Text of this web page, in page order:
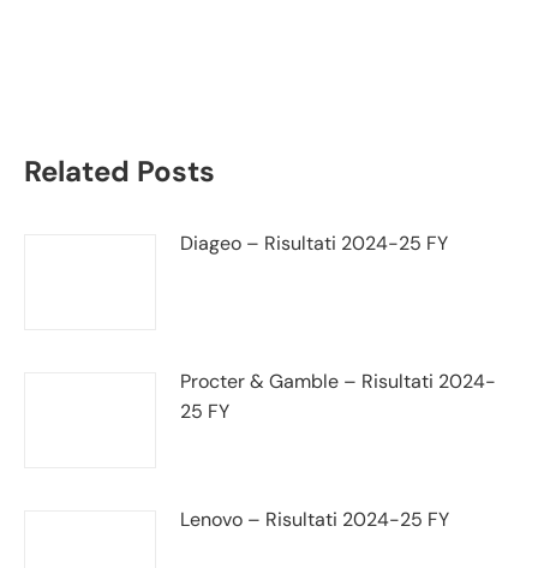
Related Posts
Diageo – Risultati 2024-25 FY
Procter & Gamble – Risultati 2024-
25 FY
Lenovo – Risultati 2024-25 FY